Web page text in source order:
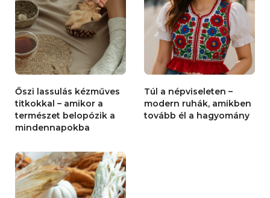
Őszi lassulás kézműves
titkokkal – amikor a
természet belopózik a
mindennapokba
Túl a népviseleten –
modern ruhák, amikben
tovább él a hagyomány